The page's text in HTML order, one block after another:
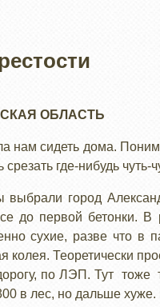
ОБЛАСТЬ
нам сидеть дома.
где-нибудь
выбрали город
до первой бетонки. В
сухие, разве что в
колея. Теоретически
по ЛЭП. Тут тоже
в лес, но дальше